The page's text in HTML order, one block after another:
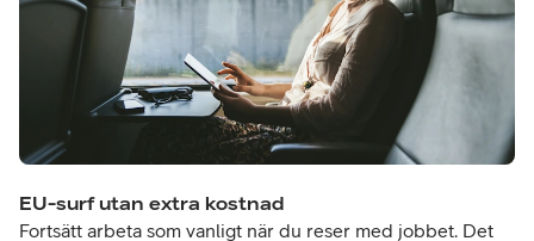
EU-surf utan extra kostnad
Fortsätt arbeta som vanligt när du reser med jobbet. Det